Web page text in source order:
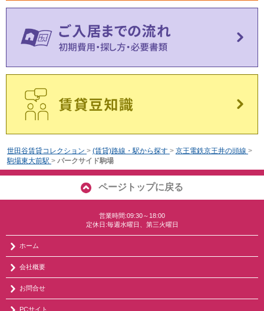
世田谷賃貸コレクション > (賃貸)路線・駅から探す > 京王電鉄京王井の頭線 >
駒場東大前駅 > パークサイド駒場
ページトップに戻る
営業時間:09:30～18:00
定休日:毎週水曜日、第三火曜日
ホーム
会社概要
お問合せ
PCサイト